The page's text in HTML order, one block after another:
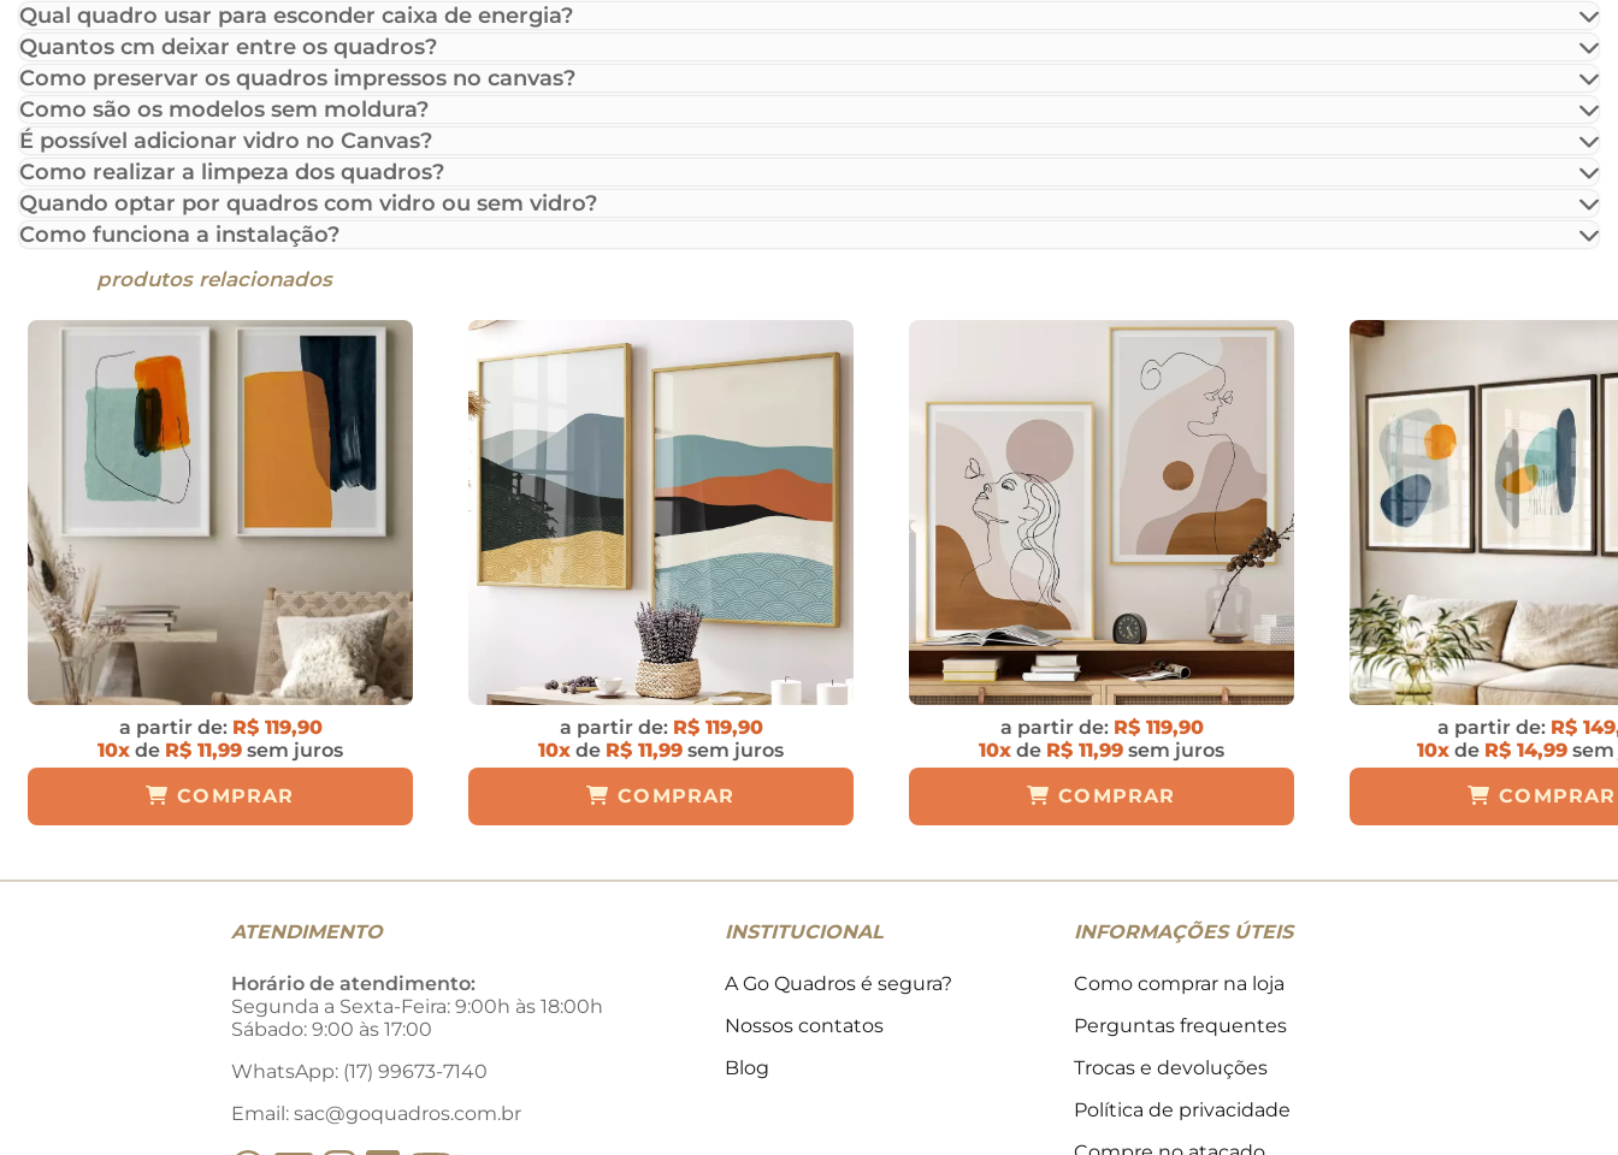
Qual quadro usar para esconder caixa de energia?
Quantos cm deixar entre os quadros?
Como preservar os quadros impressos no canvas?
Como são os modelos sem moldura?
É possível adicionar vidro no Canvas?
Como realizar a limpeza dos quadros?
Quando optar por quadros com vidro ou sem vidro?
Como funciona a instalação?
produtos relacionados
a partir de: R$ 119,90
10x de R$ 11,99 sem juros
COMPRAR
a partir de: R$ 119,90
10x de R$ 11,99 sem juros
COMPRAR
a partir de: R$ 119,90
10x de R$ 11,99 sem juros
COMPRAR
a partir de: R$
10xde R$ 14,99sem
COMPRAR
ATENDIMENTO
Horário de atendimento:
Segunda a Sexta-Feira: 9:00h às 18:00h
Sábado: 9:00 às 17:00
WhatsApp: (17) 99673-7140
Email: sac@goquadros.com.br
INSTITUCIONAL
A Go Quadros é segura?
Nossos contatos
Blog
INFORMAÇÕES ÚTEIS
Como comprar na loja
Perguntas frequentes
Trocas e devoluções
Política de privacidade